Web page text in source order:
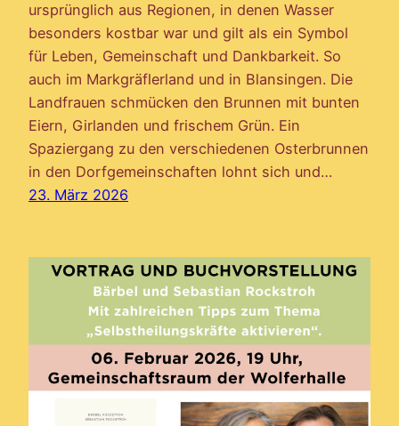
ursprünglich aus Regionen, in denen Wasser
besonders kostbar war und gilt als ein Symbol
für Leben, Gemeinschaft und Dankbarkeit. So
auch im Markgräflerland und in Blansingen. Die
Landfrauen schmücken den Brunnen mit bunten
Eiern, Girlanden und frischem Grün. Ein
Spaziergang zu den verschiedenen Osterbrunnen
in den Dorfgemeinschaften lohnt sich und…
23. März 2026